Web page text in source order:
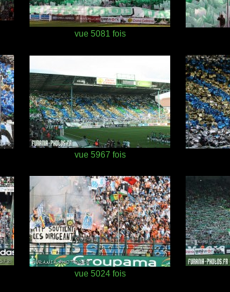
vue 5081 fois
vue 5967 fois
vue 5024 fois